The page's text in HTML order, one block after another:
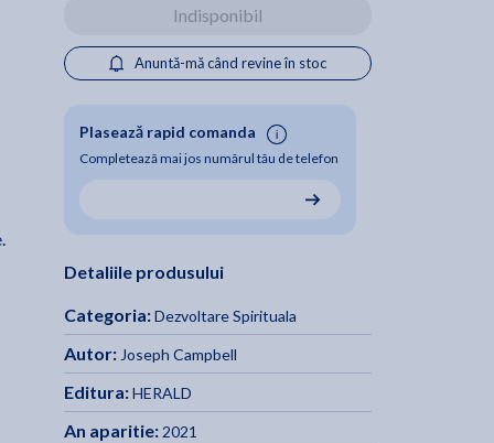
Indisponibil
Anuntă-mă când revine în stoc
Plasează rapid comanda
Completează mai jos numărul tău de telefon
Detaliile produsului
Categoria:Dezvoltare Spirituala
Autor:Joseph Campbell
Editura:HERALD
An aparitie:2021